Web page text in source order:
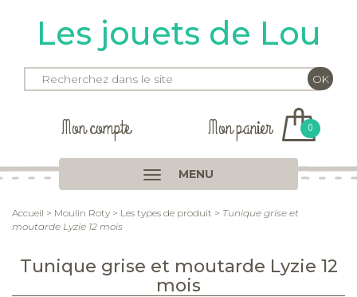
Les jouets de Lou
Mon compte Mon panier 0
MENU
Accueil > Moulin Roty > Les types de produit > Tunique grise et
moutarde Lyzie 12 mois
Tunique grise et moutarde Lyzie 12
mois